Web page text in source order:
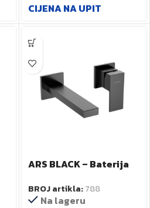
CIJENA NA UPIT
ARS BLACK – Baterija
podzbukna
BROJ artikla:788
Na lageru